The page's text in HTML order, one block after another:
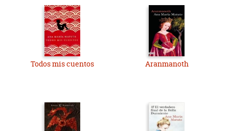
Todos mis cuentos Aranmanoth